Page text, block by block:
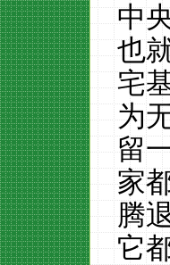
中
也
宅
为
留
家
腾
它